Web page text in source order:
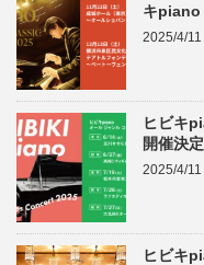
キpiano
2025/4/11
ヒビキ
開催決定
2025/4/11
ヒビキ